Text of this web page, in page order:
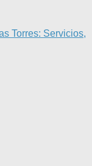
Torres: Servicios,